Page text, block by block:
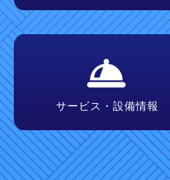
サービス・ 設備情報